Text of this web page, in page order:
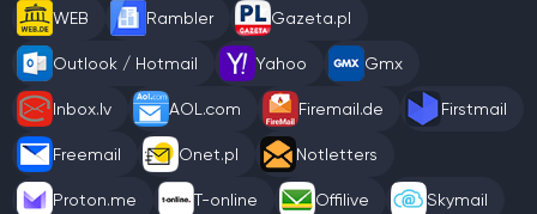
WEB Rambler Gazeta.pl
Outlook / Hotmail Yahoo Gmx
Inbox.lv AOL.com Firemail.de Firstmail
Freemail Onet.pl Notletters
Proton.me T-online Offilive Skymail